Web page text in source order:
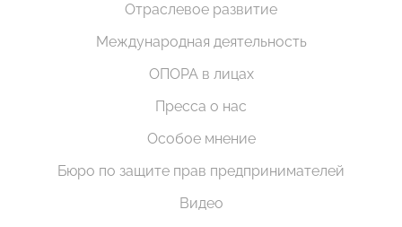
Отраслевое развитие
Международная деятельность
ОПОРА в лицах
Пресса о нас
Особое мнение
Бюро по защите прав предпринимателей
Видео